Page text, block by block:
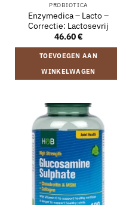
PROBIOTICA
Enzymedica – Lacto –
Correctie: Lactosevrij
46.60€
TOEVOEGEN AAN
WINKELWAGEN